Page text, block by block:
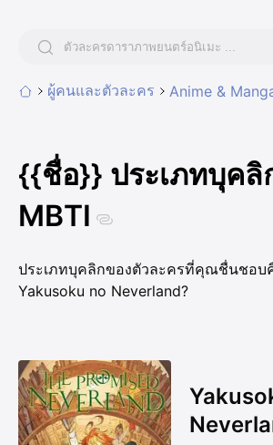
ผู้คนและตัวละคร Anime &
{{ชื่อ}} ประเภทบุคลิ
MBTI
ประเภทบุคลิกของตัวละครที่คุณชื่นชอบ
Yakusoku no Neverland?